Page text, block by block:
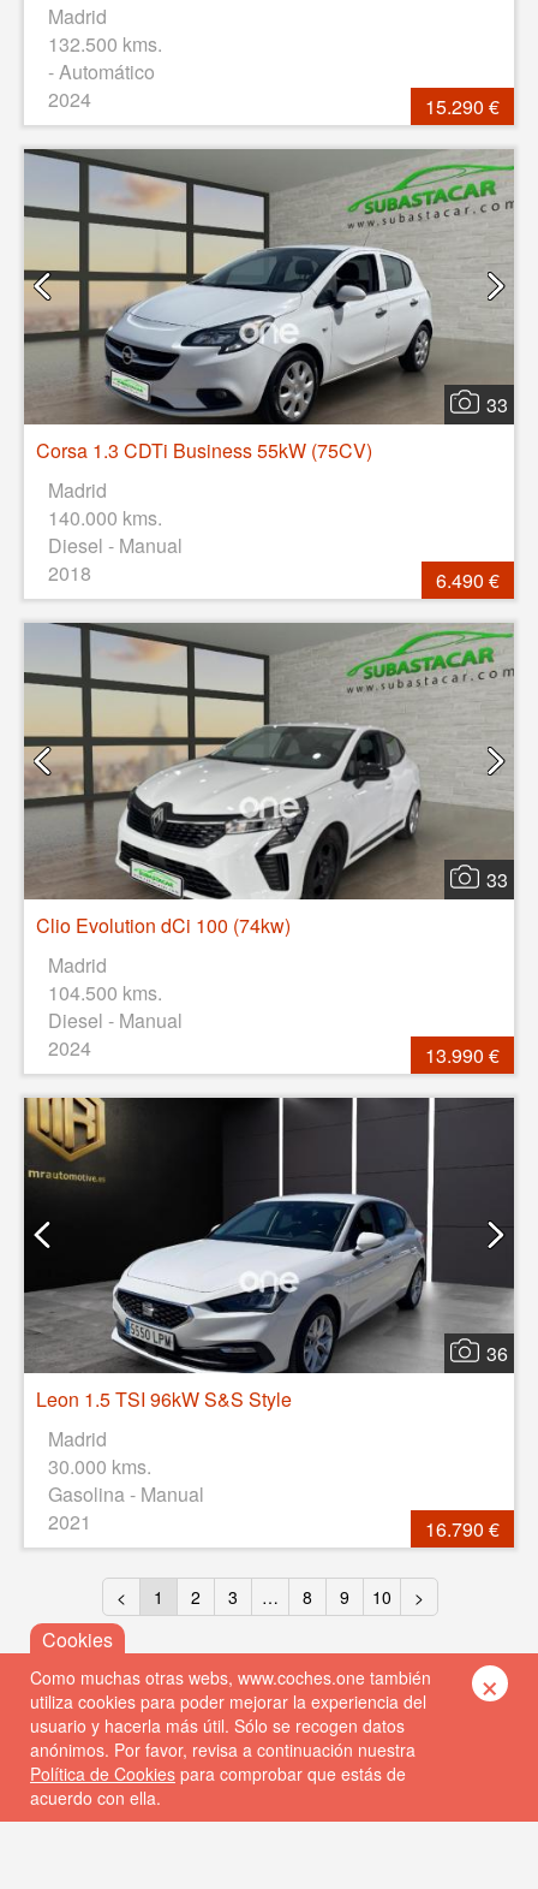
Madrid
132.500 kms.
- Automático
2024
15.290 €
33
Corsa 1.3 CDTi Business 55kW (75CV)
Madrid
140.000 kms.
Diesel - Manual
2018
6.490 €
33
Clio Evolution dCi 100 (74kw)
Madrid
104.500 kms.
Diesel - Manual
2024
13.990 €
36
Leon 1.5 TSI 96kW S&S Style
Madrid
30.000 kms.
Gasolina - Manual
2021
16.790 €
< 1 2 3 … 8 9 10 >
Como muchas otras webs, www.coches.one también
utiliza cookies para poder mejorar la experiencia del
usuario y hacerla más útil. Sólo se recogen datos
anónimos. Por favor, revisa a continuación nuestra
Política de Cookies para comprobar que estás de
acuerdo con ella.
×